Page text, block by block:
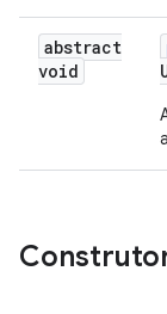
abstract
void